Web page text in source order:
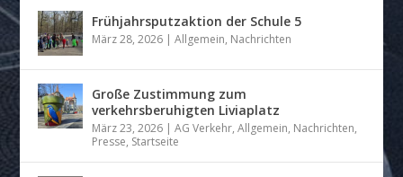
Frühjahrsputzaktion der Schule 5
März 28, 2026 |Allgemein, Nachrichten
Große Zustimmung zum
verkehrsberuhigten Liviaplatz
März 23, 2026 |AG Verkehr,Allgemein, Nachrichten,
Presse, Startseite